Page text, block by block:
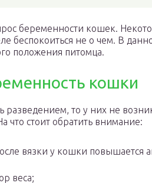
беременности кошек.
беспокоиться не о чем. В
положения питомца.
кошки
разведением, то у них не
что стоит обратить внимание:
вязки у кошки повышается
веса;